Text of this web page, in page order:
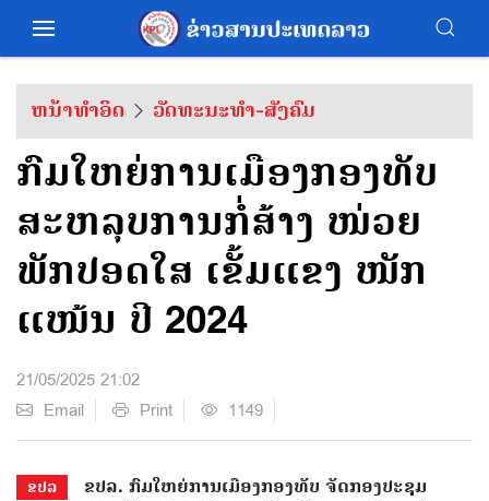
ຫນ້າທຳອິດ ວັດທະນະທຳ-ສັງຄົມ
ກົມໃຫຍ່ການເມືອງກອງທັບ
ສະຫລຸບການກໍ່ສ້າງ ໜ່ວຍ
ພັກປອດໃສ ເຂັ້ມແຂງ ໜັກ
ແໜ້ນ ປີ 2024
21/05/2025 21:02
Email
Print 1149
ຂປລ
ຂປລ. ກົມໃຫຍ່ການເມືອງກອງທັບ ຈັດກອງປະຊຸມ